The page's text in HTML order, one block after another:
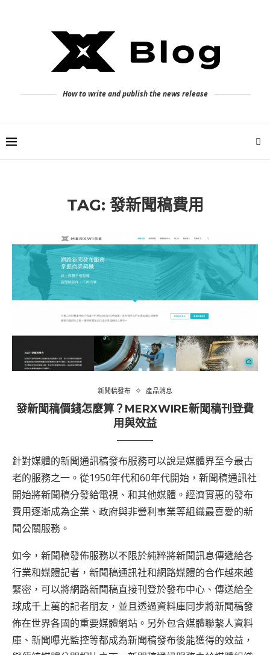
How to write and publish the news release
TAG: 發新聞稿費用
新聞稿發布 產品消息
發新聞稿價錢怎麼算？MERXWIRE新聞稿刊登費
用與效益
針對媒體的新聞通訊稿發布服務可以說是媒體界至今最古
老的服務之一。從1950年代和60年代開始，新聞稿通訊社
開始將新聞稿分發給電視、和其他媒體。經濟實惠的發布
費用逐漸成為企業、政府與非營利事業等組織最喜愛的新
聞公關服務。
如今，新聞稿發佈服務以不限於純粹將新聞訊息傳遞給各
行業和媒體記者，新聞稿通訊社和網路媒體的合作越來越
緊密，可以將網路新聞稿直接刊登於發布中心、傳送給全
球成千上萬的記者朋友，並且透過資料庫同步將新聞稿發
佈在世界各國的重要媒體網站。另外包含媒體聯繫人資料
庫、新聞曝光監控等都成為新聞稿發布後能獲得的效益，